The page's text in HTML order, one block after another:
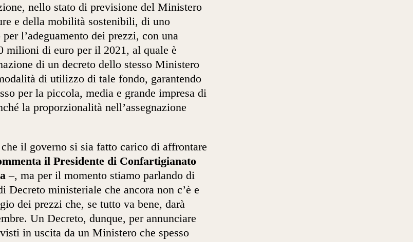
nello stato di previsione del Ministero
e della mobilità sostenibili, di uno
l’adeguamento dei prezzi, con una
milioni di euro per il 2021, al quale è
di un decreto dello stesso Ministero
di utilizzo di tale fondo, garantendo
per la piccola, media e grande impresa di
la proporzionalità nell’assegnazione
che il governo si sia fatto carico di affrontare
il Presidente di Confartigianato
–, ma per il momento stiamo parlando di
Decreto ministeriale che ancora non c’è e
dei prezzi che, se tutto va bene, darà
Un Decreto, dunque, per annunciare
in uscita da un Ministero che spesso